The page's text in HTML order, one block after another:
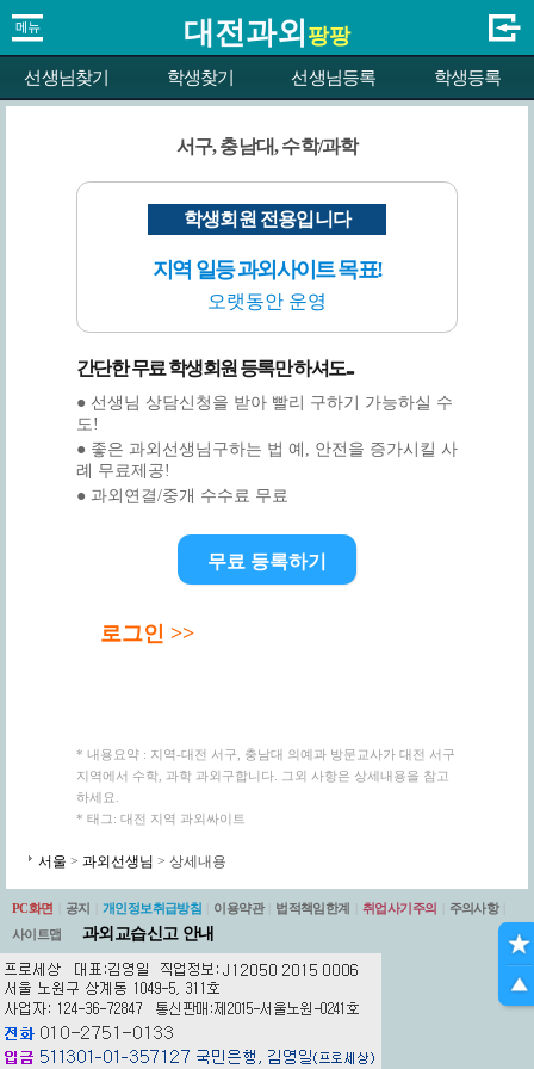
대전과외 팡팡
선생님찾기 학생찾기 선생님등록 학생등록
서구, 충남대, 수학/과학
학생회원 전용입니다
지역 일등 과외사이트 목표!
오랫동안 운영
간단한 무료 학생회원 등록만 하셔도...
● 선생님 상담신청을 받아 빨리 구하기 가능하실 수
도!
● 좋은 과외선생님구하는 법 예, 안전을 증가시킬 사
례 무료제공!
● 과외연결/중개 수수료 무료
무료 등록하기
로그인 >>
* 내용요약 : 지역-대전 서구, 충남대 의예과 방문교사가 대전 서구
지역에서 수학, 과학 과외구합니다. 그외 사항은 상세내용을 참고
하세요.
* 태그: 대전 지역 과외싸이트
서울 > 과외선생님 > 상세내용
PC화면 공지 개인정보취급방침 이용약관 법적책임한계 취업사기주의 주의사항
사이트맵
과외교습신고 안내